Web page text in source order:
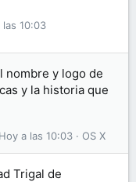
las 10:03
nombre y logo de
y la historia que
OS X
Hoy a las 10:03
Trigal de